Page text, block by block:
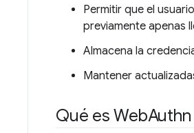
Permitir que el
previamente apenas
Almacena la
Mantener
Qué es WebAuthn